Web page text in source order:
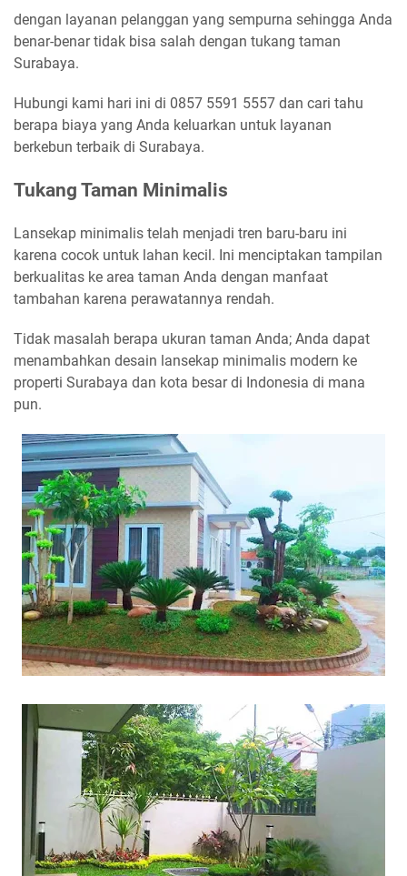
dengan layanan pelanggan yang sempurna sehingga Anda
benar-benar tidak bisa salah dengan tukang taman
Surabaya.
Hubungi kami hari ini di 0857 5591 5557 dan cari tahu
berapa biaya yang Anda keluarkan untuk layanan
berkebun terbaik di Surabaya.
Tukang Taman Minimalis
Lansekap minimalis telah menjadi tren baru-baru ini
karena cocok untuk lahan kecil. Ini menciptakan tampilan
berkualitas ke area taman Anda dengan manfaat
tambahan karena perawatannya rendah.
Tidak masalah berapa ukuran taman Anda; Anda dapat
menambahkan desain lansekap minimalis modern ke
properti Surabaya dan kota besar di Indonesia di mana
pun.